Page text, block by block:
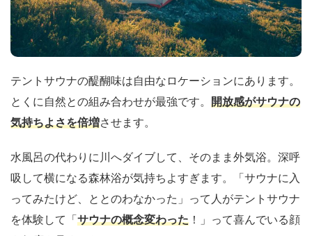
テントサウナの醍醐味は自由なロケーションにあります。
とくに自然との組み合わせが最強です。 開放感がサウナの
気持ちよさを倍増させます。
水風呂の代わりに川へダイブして、そのまま外気浴。深呼
吸して横になる森林浴が気持ちよすぎます。「サウナに入
ってみたけど、ととのわなかった」って人がテントサウナ
を体験して「 サウナの概念変わった ！」って喜んでいる顔